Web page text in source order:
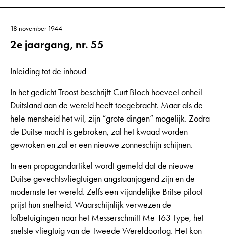
18 november 1944
2e jaargang, nr. 55
Inleiding tot de inhoud
In het gedichtTroost beschrijft Curt Bloch hoeveel onheil
Duitsland aan de wereld heeft toegebracht. Maar als de
hele mensheid het wil, zijn “grote dingen” mogelijk. Zodra
de Duitse macht is gebroken, zal het kwaad worden
gewroken en zal er een nieuwe zonneschijn schijnen.
In een propagandartikel wordt gemeld dat de nieuwe
Duitse gevechtsvliegtuigen angstaanjagend zijn en de
modernste ter wereld. Zelfs een vijandelijke Britse piloot
prijst hun snelheid. Waarschijnlijk verwezen de
lofbetuigingen naar het Messerschmitt Me 163-type, het
snelste vliegtuig van de Tweede Wereldoorlog. Het kon